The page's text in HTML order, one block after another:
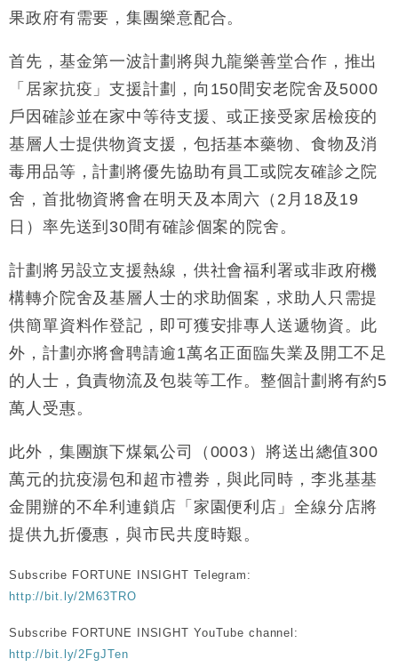
13:44
財經｜內地7月美元計價出口增近24%勝預期 貿易順
12:44
財經｜日本春季三度入市撐日圓 4月單日斥6.28萬億
日圓干預創新高
11:12
國際｜特朗普料美伊戰事快結束 承認部分彈藥庫存緊
張
15:59
財經｜SA售股自救後再出手 斥4億美元押注未上市公
司
果政府有需要，集團樂意配合。
首先，基金第一波計劃將與九龍樂善堂合作，推出
「居家抗疫」支援計劃，向150間安老院舍及5000
戶因確診並在家中等待支援、或正接受家居檢疫的
基層人士提供物資支援，包括基本藥物、食物及消
毒用品等，計劃將優先協助有員工或院友確診之院
舍，首批物資將會在明天及本周六（2月18及19
日）率先送到30間有確診個案的院舍。
計劃將另設立支援熱線，供社會福利署或非政府機
構轉介院舍及基層人士的求助個案，求助人只需提
供簡單資料作登記，即可獲安排專人送遞物資。此
外，計劃亦將會聘請逾1萬名正面臨失業及開工不足
的人士，負責物流及包裝等工作。整個計劃將有約5
萬人受惠。
此外，集團旗下煤氣公司（0003）將送出總值300
萬元的抗疫湯包和超市禮劵，與此同時，李兆基基
金開辦的不牟利連鎖店「家園便利店」全線分店將
提供九折優惠，與市民共度時艱。
Subscribe FORTUNE INSIGHT Telegram:
http://bit.ly/2M63TRO
Subscribe FORTUNE INSIGHT YouTube channel:
http://bit.ly/2FgJTen